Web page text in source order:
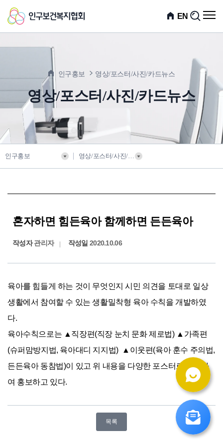
인
구
복
지
협
회
EN
검
전
메
인구홍보
영상/포스터/사진/카드뉴스
영상/포스터/사진/카드뉴스
인구홍보 영상/포스터/사진/카드뉴스
혼자하면 힘든육아 함께하면 든든육아
작성자관리자 작성일 2020.10.06
육아를 힘들게 하는 것이 무엇인지 시민 의견을 토대로 일상
생활에서 참여할 수 있는 생활밀착형 육아 수칙을 개발하였
다.
육아수칙으로는 ▲직장편(직장 눈치 문화 제로법) ▲가족편
(슈퍼맘방지법, 육아대디 지지법)  ▲이웃편(육아 훈수 주의법,
든든육아 동참법)이 있고 위 내용을 다양한 포스터로 제작하
여 홍보하고 있다.
목록